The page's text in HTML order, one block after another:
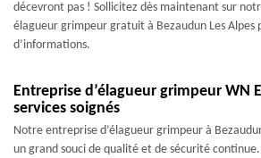
décevront pas ! Sollicitez dès maintenant sur
élagueur grimpeur gratuit à Bezaudun Les Alpes
d’informations.
Entreprise d’élagueur grimpeur WN
services soignés
Notre entreprise d’élagueur grimpeur à
un grand souci de qualité et de sécurité